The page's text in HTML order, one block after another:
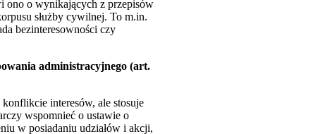
ono o wynikających z przepisów
służby cywilnej. To m.in.
bezinteresowności czy
administracyjnego (art.
interesów, ale stosuje
wspomnieć o ustawie o
w posiadaniu udziałów i akcji,